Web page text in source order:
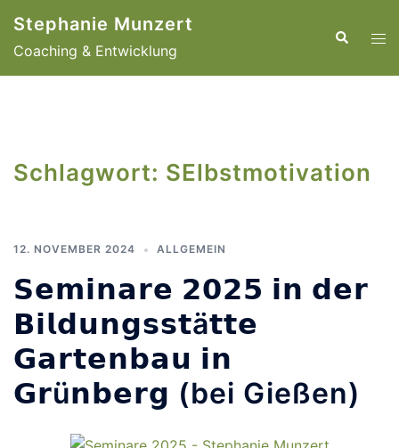
Inhalt
springen
Stephanie Munzert
Coaching & Entwicklung
Suche
Schlagwort: SElbstmotivation
12. NOVEMBER 2024 ALLGEMEIN
𝗦𝗲𝗺𝗶𝗻𝗮𝗿𝗲 𝟮𝟬𝟮𝟱 𝗶𝗻 𝗱𝗲𝗿
𝗕𝗶𝗹𝗱𝘂𝗻𝗴𝘀𝘀𝘁ä𝘁𝘁𝗲
𝗚𝗮𝗿𝘁𝗲𝗻𝗯𝗮𝘂 𝗶𝗻
𝗚𝗿ü𝗻𝗯𝗲𝗿𝗴 (bei Gießen)